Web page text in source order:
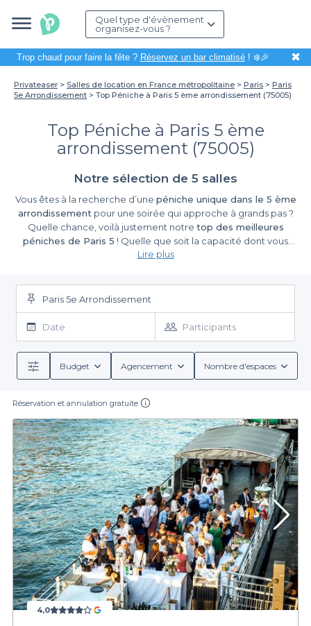
Quel type d'évènement
organisez-vous ?
Trop chaud pour faire la fête ? Réservez un bar climatisé! ❄️🎉 ✖
Privateaser Salles de location en France métropolitaine Paris
Paris
5e Arrondissement
Top Péniche à Paris 5 ème arrondissement (75005)
Top Péniche à Paris 5 ème
arrondissement (75005)
Notre sélection de 5 salles
Vous êtes à la recherche d’une péniche unique dans le 5 ème
arrondissement pour une soirée qui approche à grands pas ?
Quelle chance, voilà justement notre top des meilleures
péniches de Paris 5 ! Quelle que soit la capacité dont vous
aurez besoin pour accueillir vos invités et quel que soit le thème
sont ici ! On a été très méticuleux dans notre recherche, afin de
vous proposer des petites péniches toujours plus agréables et
conviviales. Vous pouvez donc découvrirles meilleures
péniches du 5 ème
et réserver automatiquement LA péniche
conseille de faire vite ! En un claquement de doigt, vous aurez
envoyé votre réservation, qui sera ensuite prise en charge par
notre équipe de professionnels pour organiser votre
huilé que vous pourrez sans problème ajouter une étincelle
d’inattendu... Notre devise : organiser l’imprévu ! Tous à bord !
Lire plus
Paris 5e Arrondissement
Date Participants
Budget Agencement Nombre d'espaces
Réservation et annulation gratuite
4,0